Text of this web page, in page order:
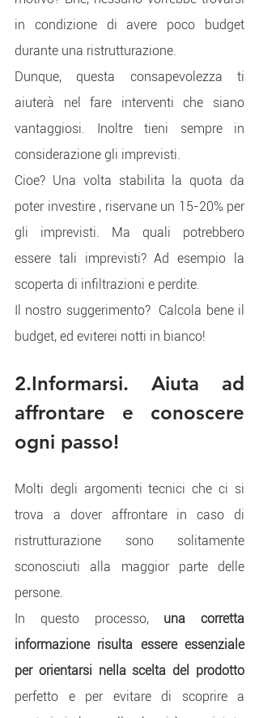
in condizione di avere poco budget
durante una ristrutturazione.
Dunque, questa consapevolezza ti
aiuterà nel fare interventi che siano
vantaggiosi. Inoltre tieni sempre in
considerazione gli imprevisti.
Cioe? Una volta stabilita la quota da
poter investire , riservane un 15-20% per
gli imprevisti. Ma quali potrebbero
essere tali imprevisti? Ad esempio la
scoperta di infiltrazioni e perdite.
Il nostro suggerimento?  Calcola bene il
budget, ed eviterei notti in bianco!
2.Informarsi. Aiuta ad
affrontare e conoscere
ogni passo!
Molti degli argomenti tecnici che ci si
trova a dover affrontare in caso di
ristrutturazione sono solitamente
sconosciuti alla maggior parte delle
persone.
In questo processo, una corretta
informazione risulta essere essenziale
perfetto e per evitare di scoprire a